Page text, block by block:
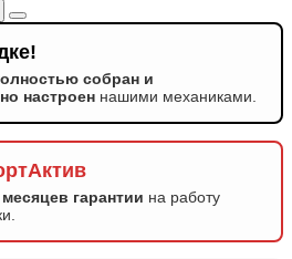
собран и
настроен нашими механиками.
гарантии на работу